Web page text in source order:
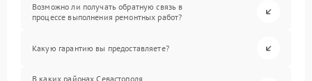
Возможно ли получать обратную связь в
процессе выполнения ремонтных работ?
Какую гарантию вы предоставляете?
В каких районах Севастополя